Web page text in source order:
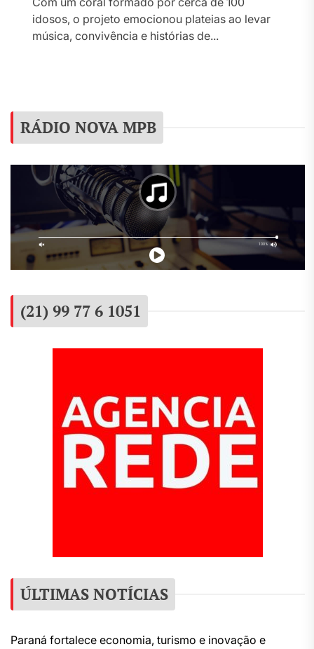
idosos, o projeto emocionou plateias ao levar
música, convivência e histórias de...
RÁDIO NOVA MPB
(21) 99 77 6 1051
ÚLTIMAS NOTÍCIAS
Paraná fortalece economia, turismo e inovação e